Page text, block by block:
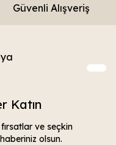
Güvenli Alışveriş
Katın
ve seçkin
olsun.